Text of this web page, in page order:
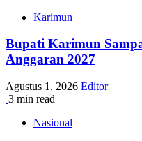
Karimun
Bupati Karimun
Anggaran 2027
Agustus 1, 2026 Editor
3 min read
Nasional